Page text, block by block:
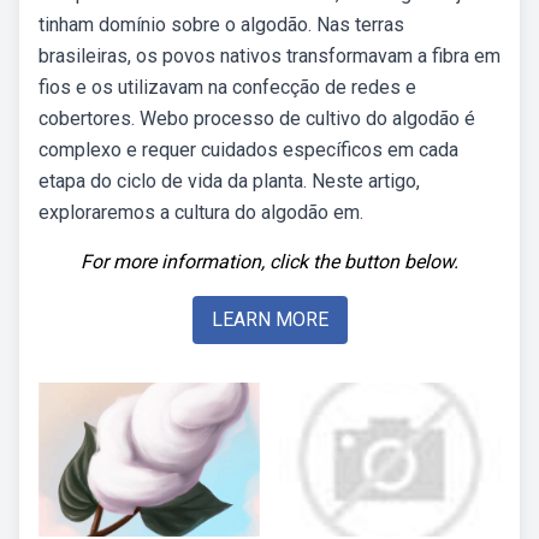
tinham domínio sobre o algodão. Nas terras
brasileiras, os povos nativos transformavam a fibra em
fios e os utilizavam na confecção de redes e
cobertores. Webo processo de cultivo do algodão é
complexo e requer cuidados específicos em cada
etapa do ciclo de vida da planta. Neste artigo,
exploraremos a cultura do algodão em.
For more information, click the button below.
LEARN MORE